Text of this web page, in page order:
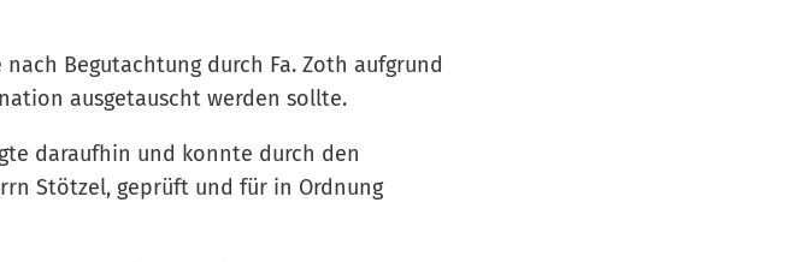
Begutachtung durch Fa. Zoth aufgrund
ausgetauscht werden sollte.
daraufhin und konnte durch den
Stötzel, geprüft und für in Ordnung